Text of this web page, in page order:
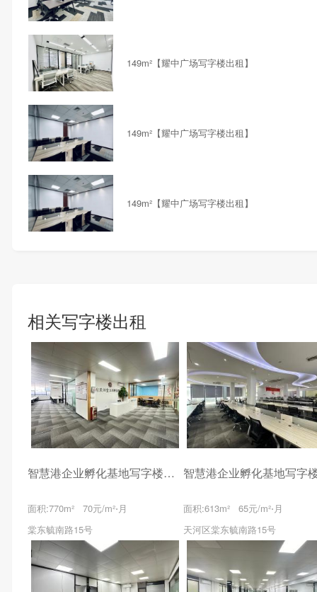
149m²【耀中广场写字楼出租】
149m²【耀中广场写字楼出租】
149m²【耀中广场写字楼出租】
相关写字楼出租
智慧港企业孵化基地写字楼出租
面积:770m² 70元/m²⋅月
棠东毓南路15号
面积:613m² 65元/m²⋅月
天河区棠东毓南路15号